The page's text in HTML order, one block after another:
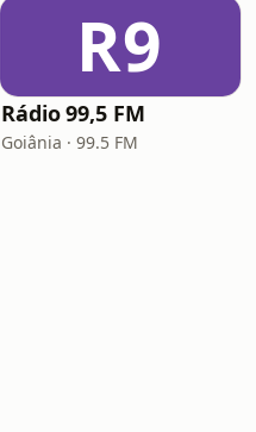
R9
Rádio 99,5 FM
Goiânia · 99.5 FM